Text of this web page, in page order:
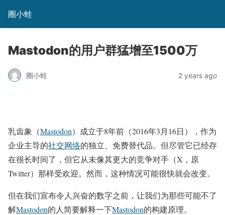
圈小蛙
Mastodon的用户群猛增至1500万
圈小蛙 2 years ago
乳齿象（Mastodon）成立于8年前（2016年3月16日），作为
企业主导的社交网络的独立、免费替代品。但尽管它已经存
在很长时间了，但它从未像其更大的竞争对手（X，原
Twitter）那样受欢迎。然而，这种情况可能很快就会改变。
但在我们宣布令人兴奋的数字之前，让我们为那些可能不了
解Mastodon的人简要解释一下Mastodon的构建原理。